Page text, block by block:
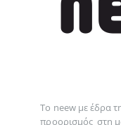
Το neew με έδρα
προορισμός στη